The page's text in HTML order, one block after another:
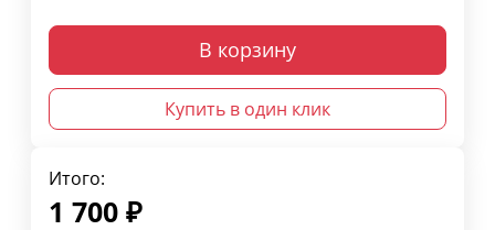
В корзину
Купить в один клик
Итого:
1 700 ₽